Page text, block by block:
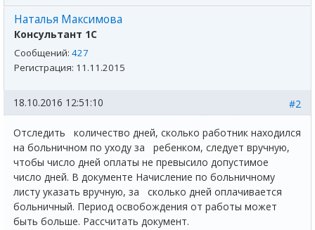
Наталья Максимова
Консультант 1С
Сообщений: 427
Регистрация: 11.11.2015
#2
18.10.2016 12:51:10
Отследить количество дней, сколько работник находился
на больничном по уходу за ребенком, следует вручную,
чтобы число дней оплаты не превысило допустимое
число дней. В документе Начисление по больничному
листу указать вручную, за сколько дней оплачивается
больничный. Период освобождения от работы может
быть больше. Рассчитать документ.